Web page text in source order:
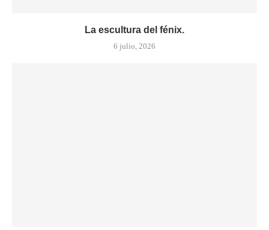
La escultura del fénix.
6 julio, 2026